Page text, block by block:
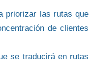
priorizar las rutas que
de clientes
se traducirá en rutas